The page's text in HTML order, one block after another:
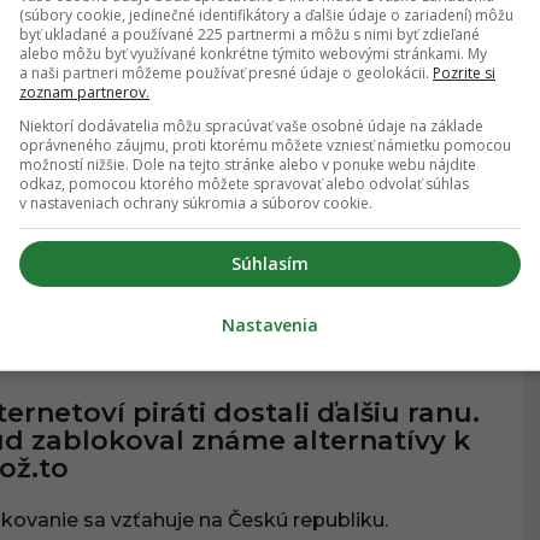
01.05.2025, 14:45
v digitálnom svete: Tvoja
aplikácia ťa možno špehuje
prehliadač Firefox čelí obvineniu zo
používateľov bez ich súhlasu.
piráti dostali ďalšiu ranu.
zablokoval známe alternatívy k
sa vzťahuje na Českú republiku.
(súbory cookie, jedinečné identifikátory a ďalšie údaje o zariadení) môžu
byť ukladané a používané 225 partnermi a môžu s nimi byť zdieľané
alebo môžu byť využívané konkrétne týmito webovými stránkami. My
a naši partneri môžeme používať presné údaje o geolokácii. Pozrite si
zoznam partnerov.
Niektorí dodávatelia môžu spracúvať vaše osobné údaje na základe
oprávneného záujmu, proti ktorému môžete vzniesť námietku pomocou
možností nižšie. Dole na tejto stránke alebo v ponuke webu nájdite
odkaz, pomocou ktorého môžete spravovať alebo odvolať súhlas
v nastaveniach ochrany súkromia a súborov cookie.
Súhlasím
Nastavenia